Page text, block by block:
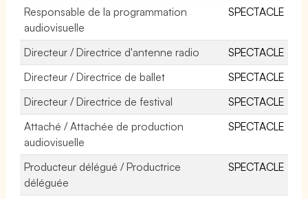
Responsable de la programmation
audiovisuelle
SPECTACLE
Directeur / Directrice d'antenne radio
SPECTACLE
Directeur / Directrice de ballet
SPECTACLE
Directeur / Directrice de festival
SPECTACLE
Attaché / Attachée de production
audiovisuelle
SPECTACLE
Producteur délégué / Productrice
déléguée
SPECTACLE